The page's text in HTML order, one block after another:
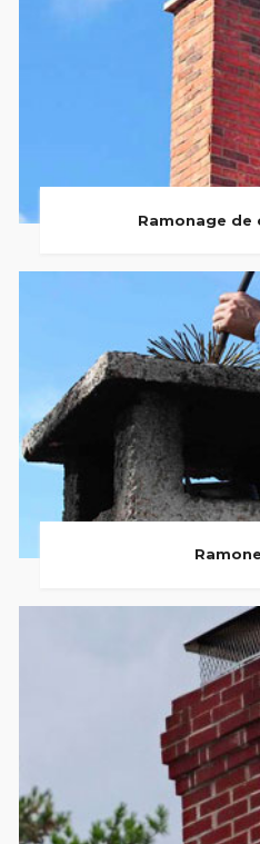
Ramonage de